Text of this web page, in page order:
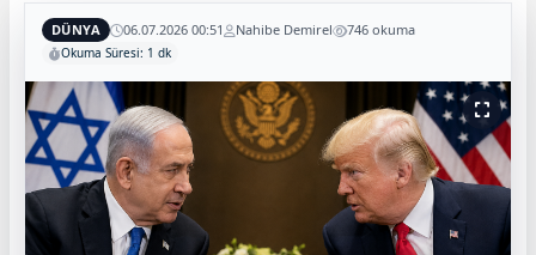
DÜNYA 06.07.2026 00:51 Nahibe Demirel 746 okuma
Okuma Süresi: 1 dk